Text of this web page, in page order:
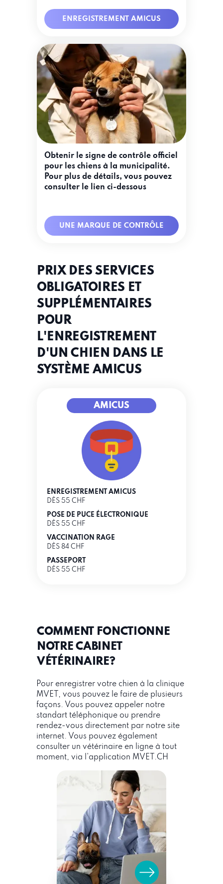
UNE MARQUE DE
CONTRÔLE
Obtenir le signe de contrôle officiel
pour les chiens à la municipalité.
Pour plus de détails, vous pouvez
consulter le lien ci-dessous
UNE MARQUE DE CONTRÔLE
ENREGISTREMENT
AMICUS
ENREGISTREMENT AMICUS
PRIX DES SERVICES
OBLIGATOIRES ET
SUPPLÉMENTAIRES
POUR
L'ENREGISTREMENT
D'UN CHIEN DANS LE
SYSTÈME AMICUS
AMICUS
ENREGISTREMENT AMICUS
DÈS 55 CHF
POSE DE PUCE ÉLECTRONIQUE
DÈS 55 CHF
VACCINATION RAGE
DÈS 84 CHF
PASSEPORT
DÈS 55 CHF
COMMENT FONCTIONNE
NOTRE CABINET
VÉTÉRINAIRE?
Pour enregistrer votre chien à la clinique
MVET, vous pouvez le faire de plusieurs
façons. Vous pouvez appeler notre
standart téléphonique ou prendre
rendez-vous directement par notre site
internet. Vous pouvez également
consulter un vétérinaire en ligne à tout
moment, via l'application MVET.CH